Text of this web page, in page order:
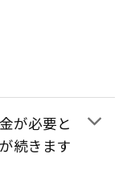
が必要と
続きます